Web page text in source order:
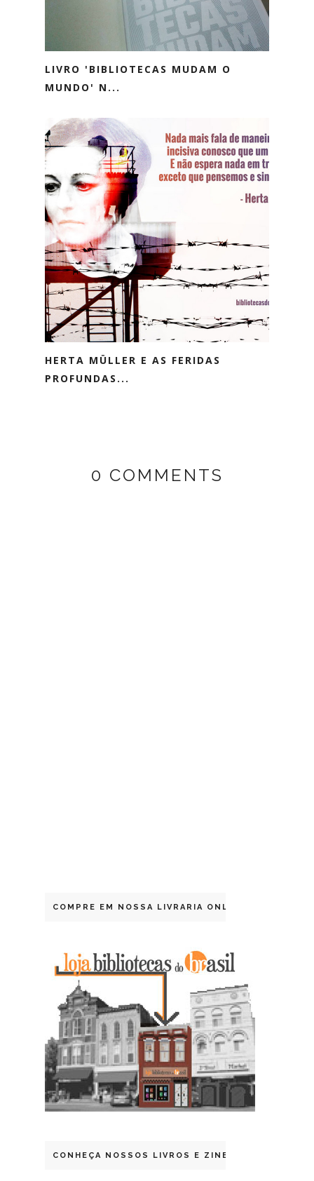
LIVRO 'BIBLIOTECAS MUDAM O
MUNDO' N...
HERTA MÜLLER E AS FERIDAS
PROFUNDAS...
0 COMMENTS
COMPRE EM NOSSA LIVRARIA ONLINE
CONHEÇA NOSSOS LIVROS E ZINES